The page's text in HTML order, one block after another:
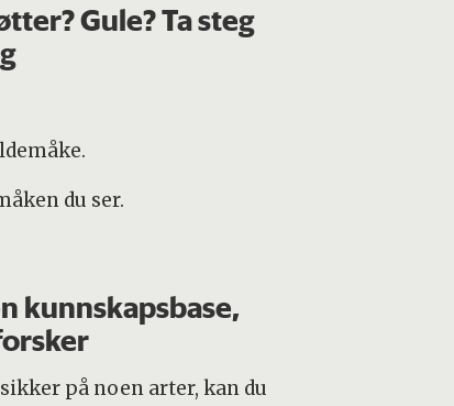
Gule? Ta steg
du ser.
kunnskapsbase,
på noen arter, kan du